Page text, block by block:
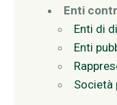
Enti
Enti di
Enti
Società